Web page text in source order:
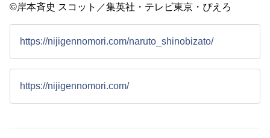
©岸本斉史 スコット／集英社・テレビ東京・ぴえろ
https://nijigennomori.com/naruto_shinobizato/
https://nijigennomori.com/